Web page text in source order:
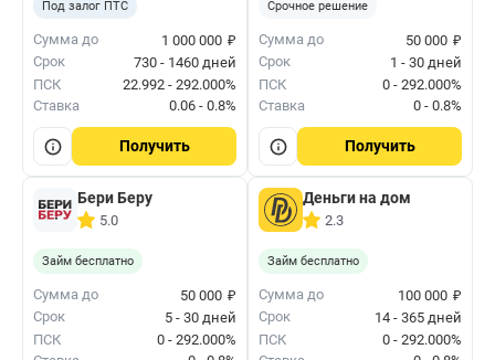
Под залог ПТС
Сумма до 1 000 000 ₽
Срок
730 - 1460 дней
ПСК
22.992 - 292.000%
Ставка
0.06 - 0.8%
Получить
Срочное решение
Сумма до 50 000 ₽
Срок
1 - 30 дней
ПСК
0 - 292.000%
Ставка
0 - 0.8%
Получить
Бери Беру
5.0
Займ бесплатно
Сумма до 50 000 ₽
Срок
5 - 30 дней
ПСК
0 - 292.000%
Деньги на дом
2.3
Займ бесплатно
Сумма до 100 000 ₽
Срок
14 - 365 дней
ПСК
0 - 292.000%